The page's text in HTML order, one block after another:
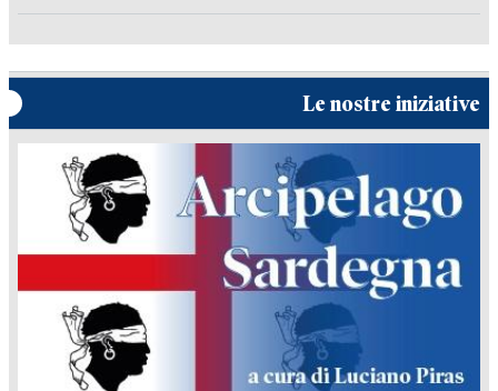
Le nostre iniziative